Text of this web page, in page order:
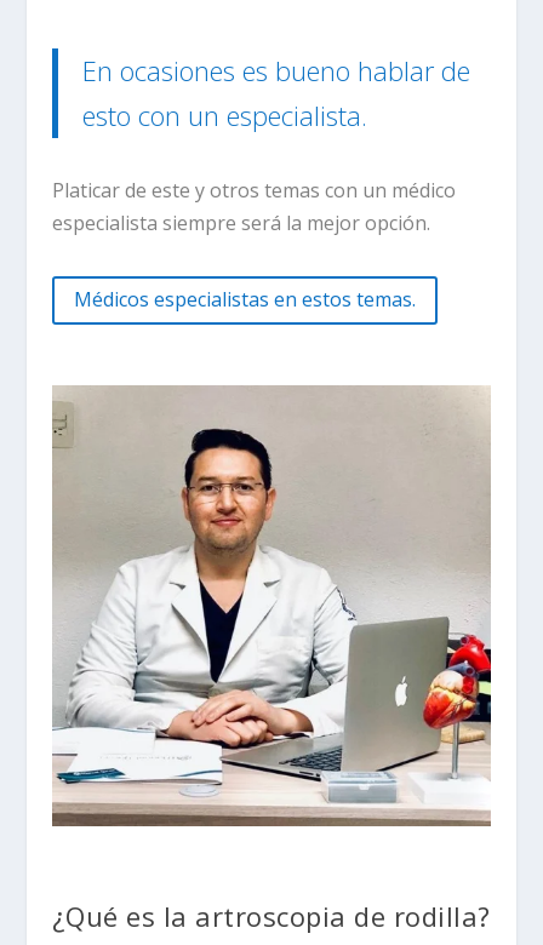
En ocasiones es bueno hablar de
esto con un especialista.
Platicar de este y otros temas con un médico
especialista siempre será la mejor opción.
Médicos especialistas en estos temas.
¿Qué es la artroscopia de rodilla?